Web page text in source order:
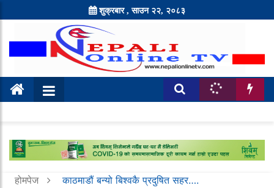
शुक्रबार , साउन २२, २०८३
होमपेज काठमाडौं बन्यो बिश्वकै प्रदुषित सहर….